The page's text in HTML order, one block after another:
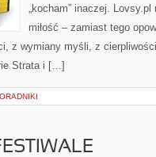
„kocham” inaczej.
miłość – zamiast tego
z wymiany myśli, z
Strata i […]